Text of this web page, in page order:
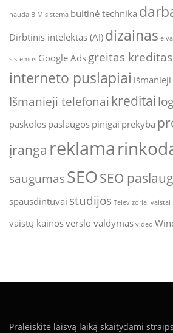
nauda BIM sistema buitinė technika
Dirbtinis intelektas (AI)dizainas e
sistemos Google Adsgreitas
interneto puslapiai
Išmanieji telefonai kreditai
paskolospaslaugospinigai prekyba
įranga reklama
saugumas SEOSEO
spausdintuvai studijos Televizoriai vaistai
vaistų kainosverslo valdymas video
Praleiskite laisvą laiką skaitydami